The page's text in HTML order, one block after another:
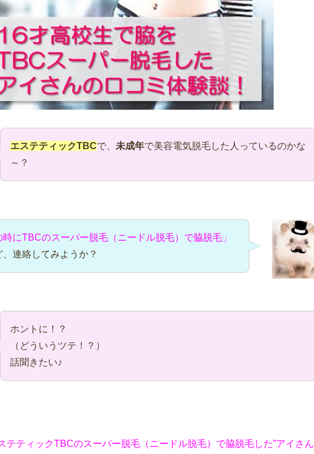
エステティックTBCで、 未成年で美容電気脱毛した人っているのかな
～？
時にTBCのスーパー脱毛（ニードル脱毛）で脇脱毛」
連絡してみようか？
ホントに！？
（どういうツテ！？）
話聞きたい♪
テティックTBCのスーパー脱毛（ニードル脱毛）で脇脱毛した”アイさん